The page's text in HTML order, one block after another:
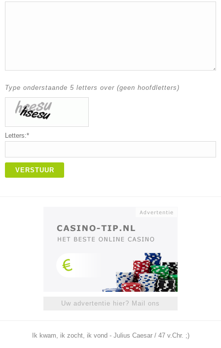
Type onderstaande 5 letters over (geen hoofdletters)
Letters:*
VERSTUUR
Uw advertentie hier? Mail ons
Ik kwam, ik zocht, ik vond - Julius Caesar / 47 v.Chr. ;)